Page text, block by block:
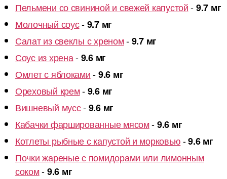
Пельмени со свининой и свежей капустой-9.7 мг
Молочный соус-9.7 мг
Салат из свеклы с хреном-9.7 мг
Соус из хрена-9.6 мг
Омлет с яблоками-9.6 мг
Ореховый крем-9.6 мг
Вишневый мусс-9.6 мг
Кабачки фаршированные мясом-9.6 мг
Котлеты рыбные с капустой и морковью-9.6 мг
Почки жареные с помидорами или лимонным
соком-9.6 мг